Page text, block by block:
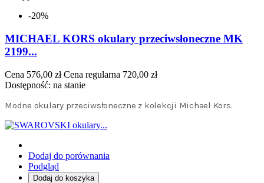
-20%
MICHAEL KORS okulary przeciwsłoneczne MK
2199...
Cena 576,00 zł Cena regularna 720,00 zł
Dostępność: na stanie
Modne okulary przeciwsłoneczne z kolekcji Michael Kors.
Dodaj do porównania
Podgląd
Dodaj do koszyka